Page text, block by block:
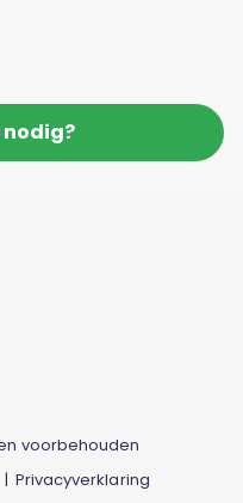
nodig?
voorbehouden
| Privacyverklaring